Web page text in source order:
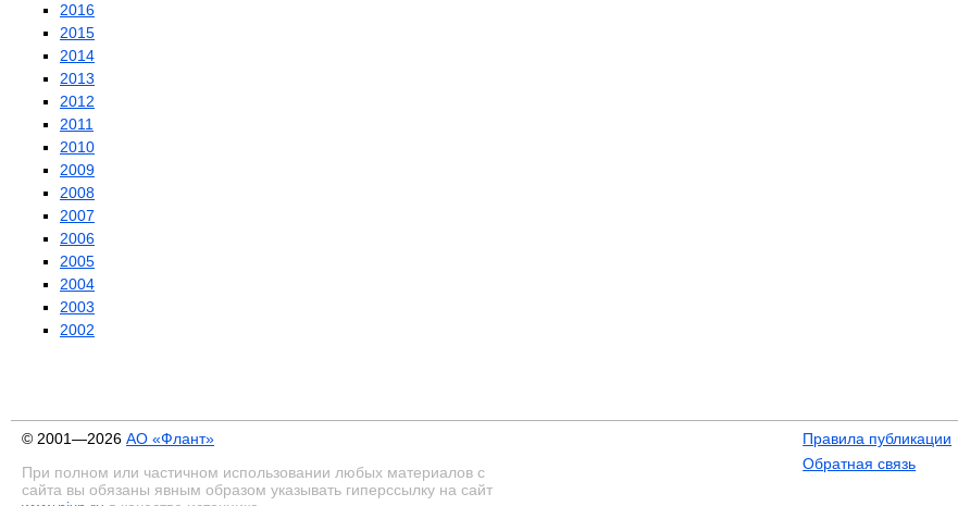
2016
2015
2014
2013
2012
2011
2010
2009
2008
2007
2006
2005
2004
2003
2002
© 2001—2026 АО «Флант»
При полном или частичном использовании любых материалов с
сайта вы обязаны явным образом указывать гиперссылку на сайт
Правила публикации
Обратная связь